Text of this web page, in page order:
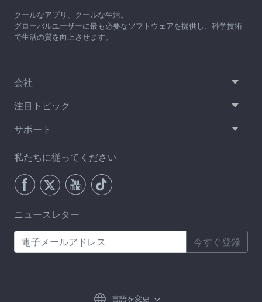
クールなアプリ、クールな生活。
グローバルユーザーに最も必要なソフトウェアを提供し、科学技術
で生活の質を向上させます。
会社
注目トピック
サポート
私たちに従ってください
ニュースレター
今すぐ登録
言語を変更